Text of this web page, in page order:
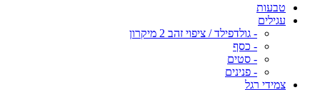
טבעות
עגילים
- גולדפילד / ציפוי זהב 2 מיקרון
- כסף
- סטים
- פנינים
צמידי רגל